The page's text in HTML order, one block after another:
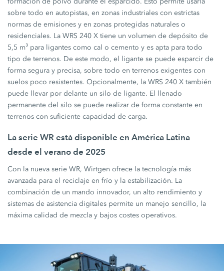
sobre todo en autopistas, en zonas industriales con estrictas
normas de emisiones y en zonas protegidas naturales o
residenciales. La WRS 240 X tiene un volumen de depósito de
5,5 m³ para ligantes como cal o cemento y es apta para todo
tipo de terrenos. De este modo, el ligante se puede esparcir de
forma segura y precisa, sobre todo en terrenos exigentes con
suelos poco resistentes. Opcionalmente, la WRS 240 X también
puede llevar por delante un silo de ligante. El llenado
permanente del silo se puede realizar de forma constante en
terrenos con suficiente capacidad de carga.
La serie WR está disponible en América Latina
desde el verano de 2025
Con la nueva serie WR, Wirtgen ofrece la tecnología más
avanzada para el reciclaje en frío y la estabilización. La
combinación de un mando innovador, un alto rendimiento y
sistemas de asistencia digitales permite un manejo sencillo, la
máxima calidad de mezcla y bajos costes operativos.